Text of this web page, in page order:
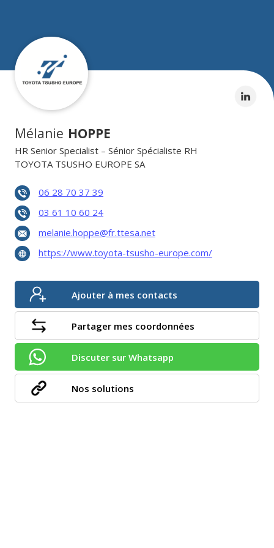
Mélanie HOPPE
HR Senior Specialist – Sénior Spécialiste RH
TOYOTA TSUSHO EUROPE SA
06 28 70 37 39
03 61 10 60 24
melanie.hoppe@fr.ttesa.net
https://www.toyota-tsusho-europe.com/
Ajouter à mes contacts
Partager mes coordonnées
Discuter sur Whatsapp
Nos solutions